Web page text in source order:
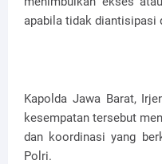
apabila tidak diantisipasi
Kapolda Jawa Barat,
kesempatan tersebut
dan koordinasi yang
Polri.